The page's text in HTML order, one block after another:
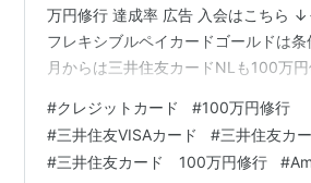
万円修行 達成率 広告 入会はこちら
フレキシブルペイカードゴールドは
月からは三井住友カードNLも100万
様…なので11月から再スタートです。
です。 8ヶ月で86％なのでまずまず順
業用に資材を色々クレジットカードで
#クレジットカード #100万円修行
#三井住友VISAカード #三井住友カ
#三井住友カード 100万円修行 #